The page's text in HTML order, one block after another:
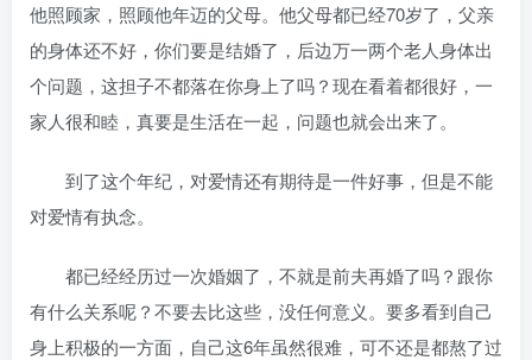
他照顾家，照顾他年迈的父母。他父母都已经70岁了，父亲
的身体还不好，你们要是结婚了，后边万一两个老人身体出
个问题，这担子不都落在你身上了吗？现在看着都很好，一
家人很和睦，真要是生活在一起，问题也就会出来了。
到了这个年纪，对爱情还有期待是一件好事，但是不能
对爱情有执念。
都已经经历过一次婚姻了，不就是前夫再婚了吗？跟你
有什么关系呢？不要去比这些，没任何意义。要多看到自己
身上积极的一方面，自己这6年虽然很难，可不还是都熬了过